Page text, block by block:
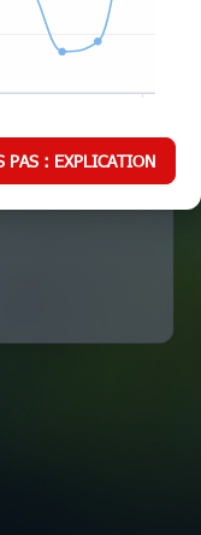
PAS : EXPLICATION